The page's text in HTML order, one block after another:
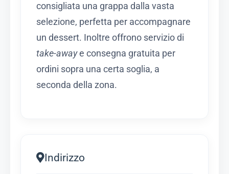
consigliata una grappa dalla vasta
selezione, perfetta per accompagnare
un dessert. Inoltre offrono servizio di
take-awaye consegna gratuita per
ordini sopra una certa soglia, a
seconda della zona.
Indirizzo